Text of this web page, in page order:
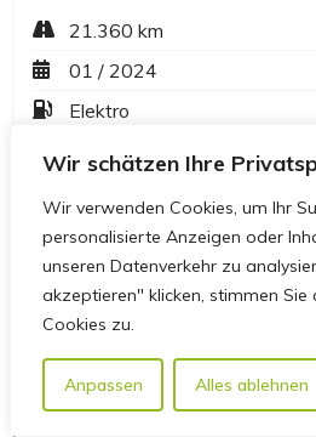
Wir schätzen Ihre
Wir verwenden Cookies, um Ihr
personalisierte Anzeigen oder
unseren Datenverkehr zu
akzeptieren" klicken, stimmen
Cookies zu.
Anpassen Alles ablehnen